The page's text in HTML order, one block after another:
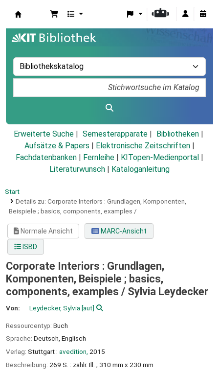
Erweiterte Suche Semesterapparate
Bibliotheken
Aufsätze & Papers
Elektronische Zeitschriften
Fachdatenbanken
Fernleihe KITopen-Medienportal
Literaturwunsch
Kataloganleitung
Start
Details zu: Corporate Interiors : Grundlagen, Komponenten,
Beispiele ; basics, components, examples /
Normale Ansicht
MARC-Ansicht
ISBD
Corporate Interiors : Grundlagen,
Komponenten, Beispiele ; basics,
components, examples / Sylvia Leydecker
Von: Leydecker, Sylvia [aut]
Ressourcentyp: Buch
Sprache: Deutsch, Englisch
Verlag: Stuttgart : avedition, 2015
Beschreibung: 269 S. : zahlr. Ill. ; 310 mm x 230 mm